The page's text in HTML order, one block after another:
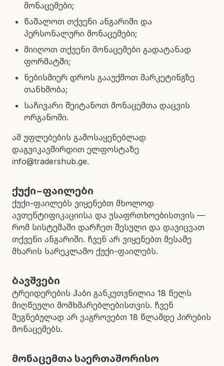
მონაცემები;
წაშალოთ თქვენი ანგარიში და
პერსონალური მონაცემები;
მიიღოთ თქვენი მონაცემები გადატანად
ფორმატში;
ნებისმიერ დროს გააუქმოთ მარკეტინგზე
თანხმობა;
საჩივარი შეიტანოთ მონაცემთა დაცვის
ორგანოში.
ამ უფლებების გამოსაყენებლად
დაგვიკავშირდით ელფოსტაზე
info@tradershub.ge.
ქუქი-ფაილები
ქუქი-ფაილებს ვიყენებთ მხოლოდ
ავთენტიფიკაციისა და უსაფრთხოებისთვის —
რომ სისტემაში დარჩეთ შესული და დავიცვათ
თქვენი ანგარიში. ჩვენ არ ვიყენებთ მესამე
მხარის სარეკლამო ქუქი-ფაილებს.
ბავშვები
ტრეიდერების ჰაბი განკუთვნილია 18 წელს
მიღწეული მომხმარებლებისთვის. ჩვენ
შეგნებულად არ ვაგროვებთ 18 წლამდე პირების
მონაცემებს.
მონაცემთა საერთაშორისო